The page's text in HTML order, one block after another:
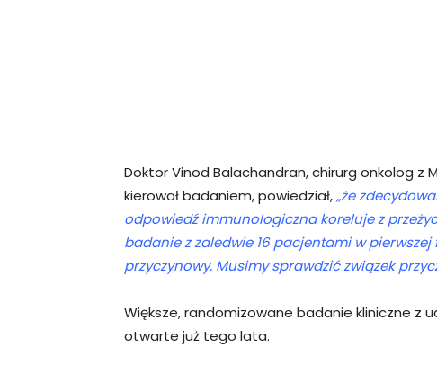
Doktor Vinod Balachandran, chirurg onkolog
kierował badaniem, powiedział,„że
odpowiedź immunologiczna koreluje z
badanie z zaledwie 16 pacjentami w
przyczynowy. Musimy sprawdzić związek
Większe, randomizowane badanie kliniczne z
otwarte już tego lata.